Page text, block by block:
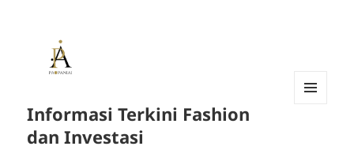
Informasi Terkini Fashion
dan Investasi